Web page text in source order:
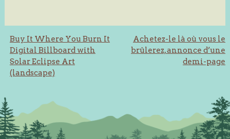
Post
navigation
Buy It Where You Burn It
Digital Billboard with
Solar Eclipse Art
(landscape)
Achetez-le là où vous le
brûlerez, annonce d’une
demi-page